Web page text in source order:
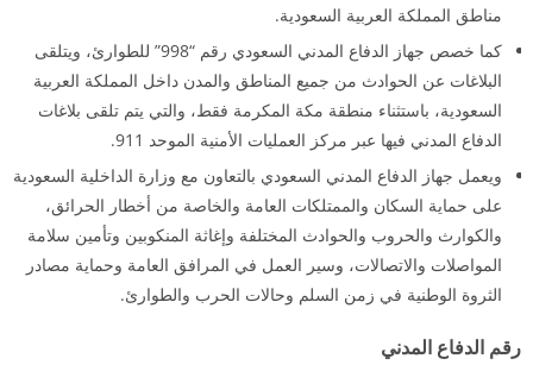
مناطق المملكة العربية السعودية.
كما خصص جهاز الدفاع المدني السعودي رقم “998” للطوارئ، ويتلقى
البلاغات عن الحوادث من جميع المناطق والمدن داخل المملكة العربية
السعودية، باستثناء منطقة مكة المكرمة فقط، والتي يتم تلقى بلاغات
الدفاع المدني فيها عبر مركز العمليات الأمنية الموحد 911.
ويعمل جهاز الدفاع المدني السعودي بالتعاون مع وزارة الداخلية السعودية
على حماية السكان والممتلكات العامة والخاصة من أخطار الحرائق،
والكوارث والحروب والحوادث المختلفة وإغاثة المنكوبين وتأمين سلامة
المواصلات والاتصالات، وسير العمل في المرافق العامة وحماية مصادر
الثروة الوطنية في زمن السلم وحالات الحرب والطوارئ.
رقم الدفاع المدني